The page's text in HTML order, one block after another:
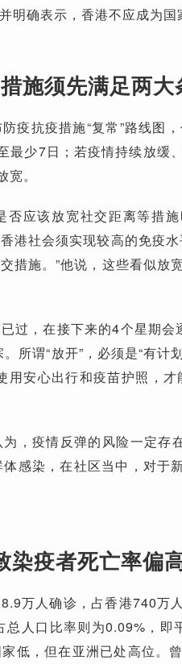
确表示，香港不应成为国
施须先满足两大
疫抗疫措施“复常”路线图
最少7日；若疫情持续放缓
。
应该放宽社交距离等措
港社会须实现较高的免疫
措施。”他说，这些看似放
过，在接下来的4个星期
所谓“放开”，必须是“有计
用安心出行和疫苗护照，才
，疫情反弹的风险一定存
感染，在社区当中，对于
染疫者死亡率偏
万人确诊，占香港740万
人口比率则为0.09%，即
低，但在亚洲已处高位。